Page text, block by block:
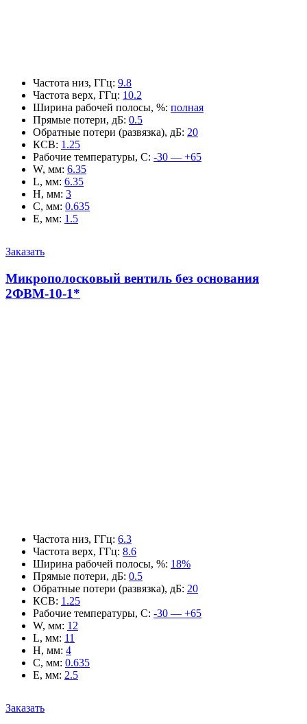
Частота низ, ГГц: 9.8
Частота верх, ГГц: 10.2
Ширина рабочей полосы, %: полная
Прямые потери, дБ: 0.5
Обратные потери (развязка), дБ: 20
КСВ: 1.25
Рабочие температуры, С: -30 — +65
W, мм: 6.35
L, мм: 6.35
H, мм: 3
C, мм: 0.635
E, мм: 1.5
Заказать
Микрополосковый вентиль без основания
2ФВМ-10-1*
Частота низ, ГГц: 6.3
Частота верх, ГГц: 8.6
Ширина рабочей полосы, %: 18%
Прямые потери, дБ: 0.5
Обратные потери (развязка), дБ: 20
КСВ: 1.25
Рабочие температуры, С: -30 — +65
W, мм: 12
L, мм: 11
H, мм: 4
C, мм: 0.635
E, мм: 2.5
Заказать